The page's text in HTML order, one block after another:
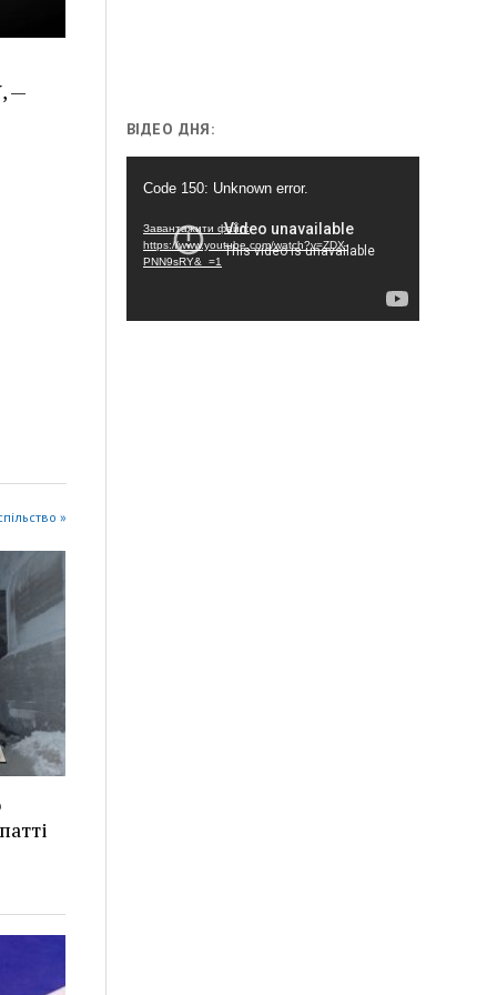
—
»
ВІДЕО ДНЯ:
Code 150: Unknown error.
Завантажити файл:
https://www.youtube.com/watch?v=ZDX-
PNN9sRY&_=1